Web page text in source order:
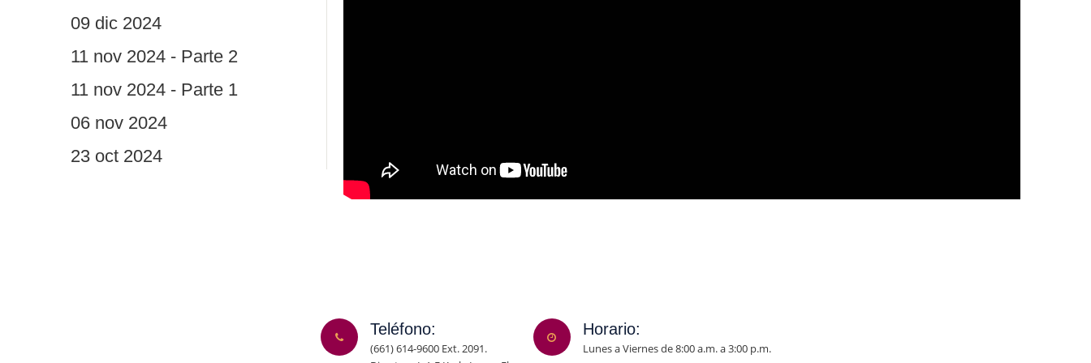
09 dic 2024
11 nov 2024 - Parte 2
11 nov 2024 - Parte 1
06 nov 2024
23 oct 2024
Teléfono:
(661) 614-9600 Ext. 2091.
Horario:
Lunes a Viernes de 8:00 a.m. a 3:00 p.m.